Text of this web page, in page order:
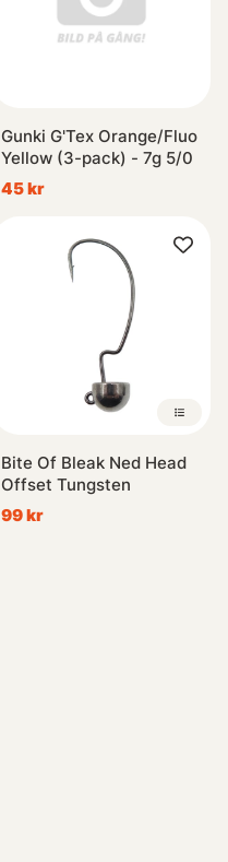
Gunki G'Tex Orange/Fluo
Yellow (3-pack) - 7g 5/0
45 kr
Bite Of Bleak Ned Head
Offset Tungsten
99 kr